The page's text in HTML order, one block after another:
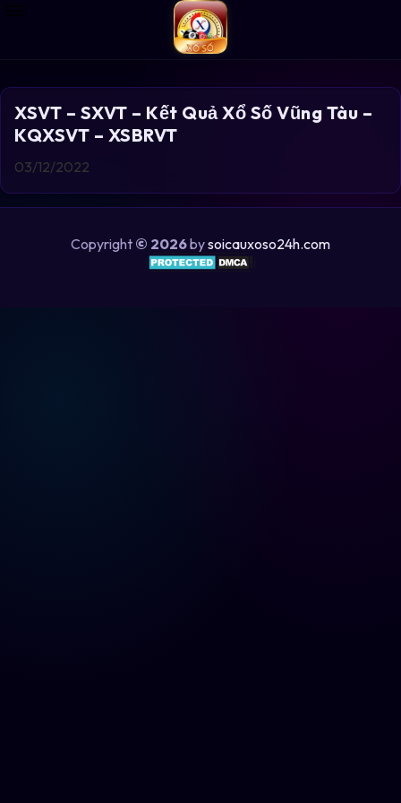
XSVT – SXVT – Kết Quả Xổ Số Vũng Tàu –
KQXSVT – XSBRVT
03/12/2022
Copyright © 2026bysoicauxoso24h.com